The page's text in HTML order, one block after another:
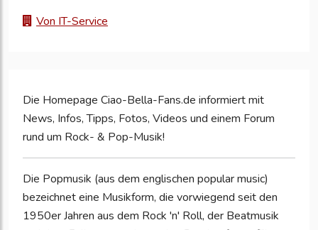
Von IT-Service
Die Homepage Ciao-Bella-Fans.de informiert mit
News, Infos, Tipps, Fotos, Videos und einem Forum
rund um Rock- & Pop-Musik!
Die Popmusik (aus dem englischen popular music)
bezeichnet eine Musikform, die vorwiegend seit den
1950er Jahren aus dem Rock 'n' Roll, der Beatmusik